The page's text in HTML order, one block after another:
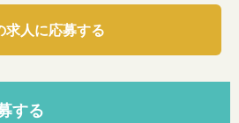
求人に応募する
する